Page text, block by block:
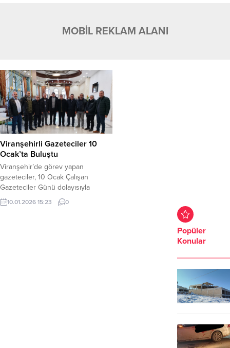
MOBİL REKLAM ALANI
Viranşehirli Gazeteciler 10
Ocak’ta Buluştu
Viranşehir’de görev yapan
gazeteciler, 10 Ocak Çalışan
Gazeteciler Günü dolayısıyla
düzenlenen programda bir araya
geldi. Viranşehir Gazeteciler
10.01.2026 15:23 0
Popüler
Konular